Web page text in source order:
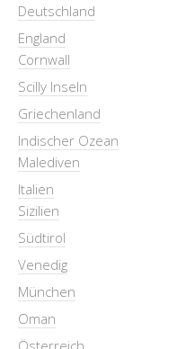
Deutschland
England
Cornwall
Scilly Inseln
Griechenland
Indischer Ozean
Malediven
Italien
Sizilien
Südtirol
Venedig
München
Oman
Österreich